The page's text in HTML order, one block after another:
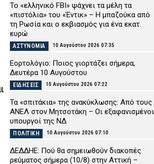
Το «ελληνικό FBI» ψάχνει τα μέλη τα
«πιστόλια» του «Έντικ» – Η μπαζούκα από
τη Ρωσία και ο εκβιασμός για ένα εκατ.
ευρώ
ΑΣΤΥΝΟΜΙΑ 10 Αυγούστου 2026 07:35
Εορτολόγιο: Ποιος γιορτάζει σήμερα,
Δευτέρα 10 Αυγούστου
ΕΙΔΗΣΕΙΣ 10 Αυγούστου 2026 07:22
Τα «σπιτάκια» της ανακύκλωσης: Από τους
ΑΝΕΛ στον Μητσοτάκη – Οι εξαφανισμένοι
υπουργοί της ΝΔ
ΠΟΛΙΤΙΚΗ 10 Αυγούστου 2026 07:10
ΔΕΔΔΗΕ: Πού θα σημειωθούν διακοπές
ρεύματος σήμερα (10/8) στην Αττική –